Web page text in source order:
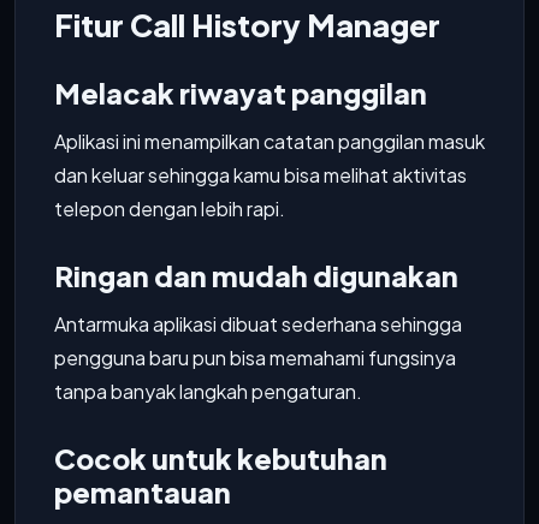
Fitur Call History Manager
Melacak riwayat panggilan
Aplikasi ini menampilkan catatan panggilan masuk
dan keluar sehingga kamu bisa melihat aktivitas
telepon dengan lebih rapi.
Ringan dan mudah digunakan
Antarmuka aplikasi dibuat sederhana sehingga
pengguna baru pun bisa memahami fungsinya
tanpa banyak langkah pengaturan.
Cocok untuk kebutuhan
pemantauan